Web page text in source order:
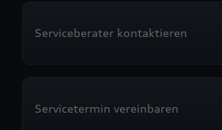
Serviceberater kontaktieren
Servicetermin vereinbaren